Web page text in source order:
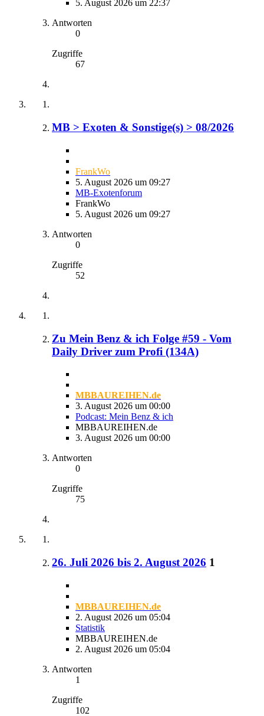
5. August 2026 um 22:37
Antworten
0
Zugriffe
67
MB > Exoten & Sonstige(s) > 08/2026
FrankWo
5. August 2026 um 09:27
MB-Exotenforum
FrankWo
5. August 2026 um 09:27
Antworten
0
Zugriffe
52
Zu Mein Benz & ich Folge #59 - Vom
Daily Driver zum Profi (134A)
MBBAUREIHEN.de
3. August 2026 um 00:00
Podcast: Mein Benz & ich
MBBAUREIHEN.de
3. August 2026 um 00:00
Antworten
0
Zugriffe
75
26. Juli 2026 bis 2. August 2026 1
MBBAUREIHEN.de
2. August 2026 um 05:04
Statistik
MBBAUREIHEN.de
2. August 2026 um 05:04
Antworten
1
Zugriffe
102